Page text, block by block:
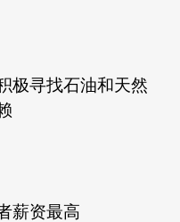
极寻找石油和天然
薪资最高